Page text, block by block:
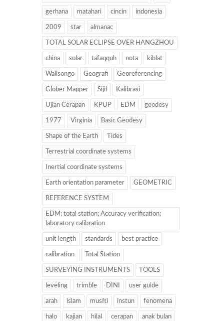
gerhana matahari cincin indonesia
2009 star almanac
TOTAL SOLAR ECLIPSE OVER HANGZHOU
china solar tafaqquh nota kiblat
Walisongo Geografi Georeferencing
Glober Mapper Sijil Kalibrasi
Ujian Cerapan KPUP EDM geodesy
1977 Virginia Basic Geodesy
Shape of the Earth Tides
Terrestrial coordinate systems
Inertial coordinate systems
Earth orientation parameter GEOMETRIC
REFERENCE SYSTEM
EDM; total station; Accuracy verification;
laboratory calibration
unit length standards best practice
calibration Total Station
SURVEYING INSTRUMENTS TOOLS
leveling trimble DINI user guide
arah islam musfti instun fenomena
halo kajian hilal cerapan anak bulan